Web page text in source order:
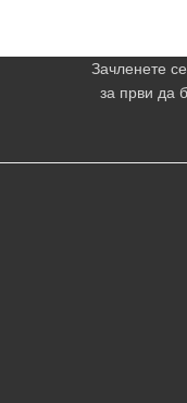
Зачленете
за први да